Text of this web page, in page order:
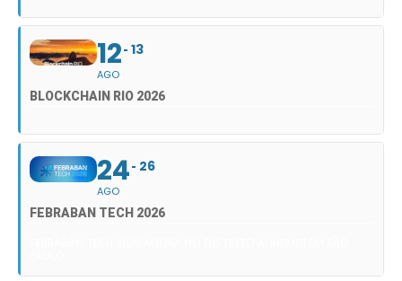
12
AGO
13
BLOCKCHAIN RIO 2026
24
AGO
26
FEBRABAN TECH 2026